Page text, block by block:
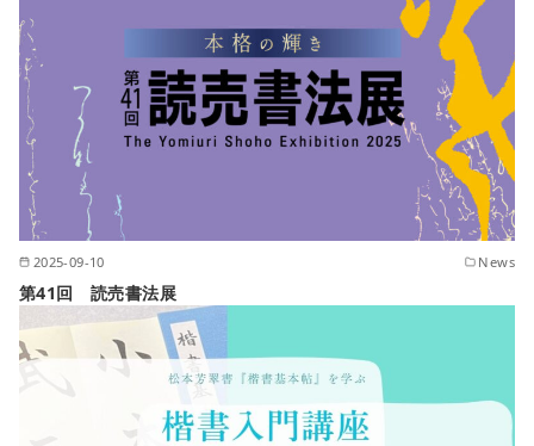
2025-09-10 News
第41回 読売書法展